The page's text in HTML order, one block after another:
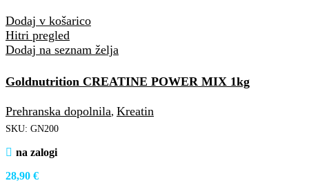
Dodaj v košarico
Hitri pregled
Dodaj na seznam želja
Goldnutrition CREATINE POWER MIX 1kg
Prehranska dopolnila, Kreatin
SKU: GN200
na zalogi
28,90 €